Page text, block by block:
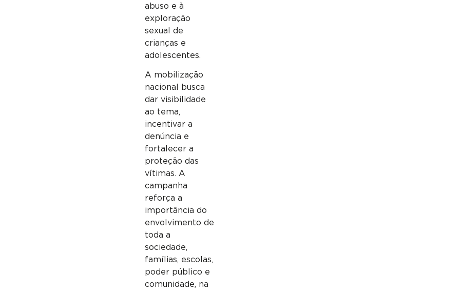
abuso e à
exploração
sexual de
crianças e
adolescentes.
A mobilização
nacional busca
dar visibilidade
ao tema,
incentivar a
denúncia e
fortalecer a
proteção das
vítimas. A
campanha
reforça a
importância do
envolvimento de
toda a
sociedade,
famílias, escolas,
poder público e
comunidade, na